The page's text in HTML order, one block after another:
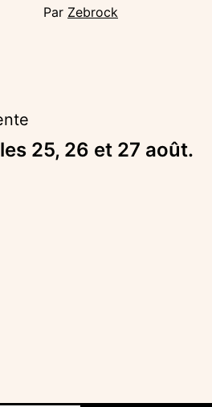
Par Zebrock
25, 26 et 27 août.